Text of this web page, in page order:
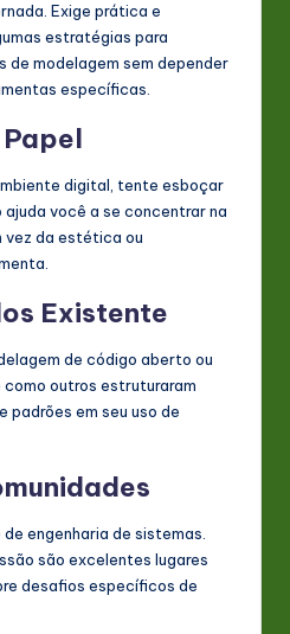
Exige prática e
estratégias para
de modelagem sem depender
específicas.
digital, tente esboçar
ajuda você a se concentrar na
vez da estética ou
Existente
de código aberto ou
outros estruturaram
padrões em seu uso de
engenharia de sistemas.
são excelentes lugares
desafios específicos de